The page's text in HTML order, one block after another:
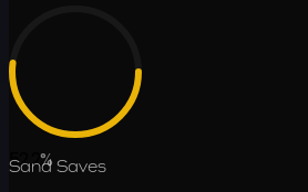
52.2%
Sand Saves